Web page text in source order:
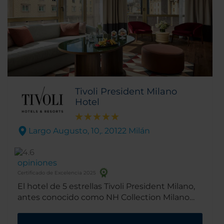
Tivoli President Milano
Hotel
Largo Augusto, 10,. 20122 Milán
opiniones
Certificado de Excelencia 2025
El hotel de 5 estrellas Tivoli President Milano,
antes conocido como NH Collection Milano